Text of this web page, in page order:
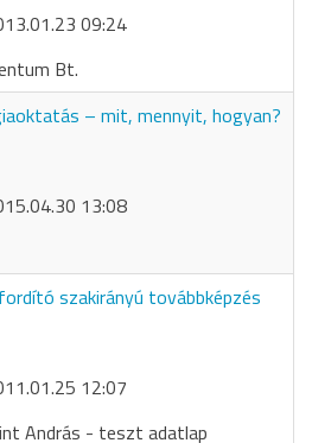
09:24
Bt.
– mit, mennyit, hogyan?
13:08
szakirányú továbbképzés
12:07
András - teszt adatlap